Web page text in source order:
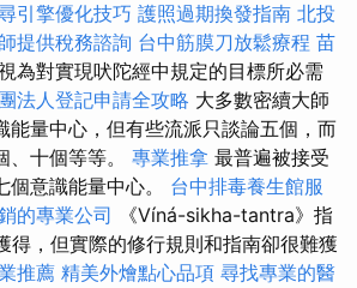
引擎優化技巧 護照過期換發指南 北投
提供稅務諮詢 台中筋膜刀放鬆療程 苗
為對實現吠陀經中規定的目標所必需
法人登記申請全攻略 大多數密續大師
能量中心，但有些流派只談論五個，而
、十個等等。 專業推拿 最普遍被接受
個意識能量中心。 台中排毒養生館服
的專業公司 《Víná-sikha-tantra》指
得，但實際的修行規則和指南卻很難獲
推薦 精美外燴點心品項 尋找專業的醫